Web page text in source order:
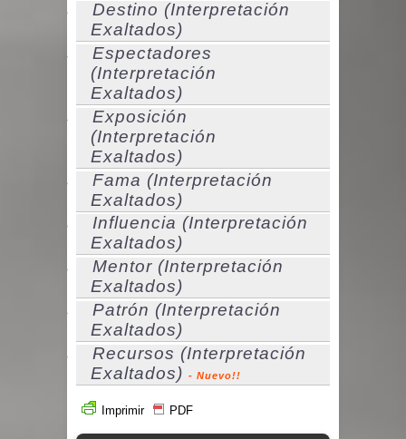
Destino (Interpretación
Exaltados)
Espectadores
(Interpretación
Exaltados)
Exposición
(Interpretación
Exaltados)
Fama (Interpretación
Exaltados)
Influencia (Interpretación
Exaltados)
Mentor (Interpretación
Exaltados)
Patrón (Interpretación
Exaltados)
Recursos (Interpretación
Exaltados) - Nuevo!!
Imprimir PDF